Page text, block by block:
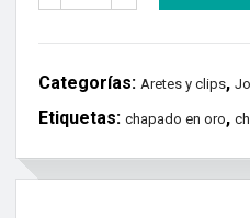
Categorías: Aretes y clips,
Etiquetas: chapado en oro,